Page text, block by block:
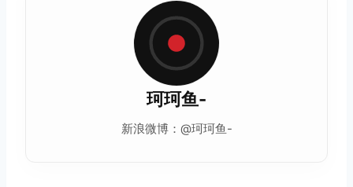
珂珂鱼-
新浪微博：@珂珂鱼-